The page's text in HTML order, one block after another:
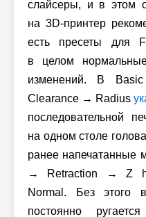
слайсеры, и в этом
на 3D-принтер
есть пресеты для
в целом
изменений. В
Clearance → Radius
последовательной
на одном столе
ранее напечатанные
→ Retraction → Z
Normal. Без этого
постоянно